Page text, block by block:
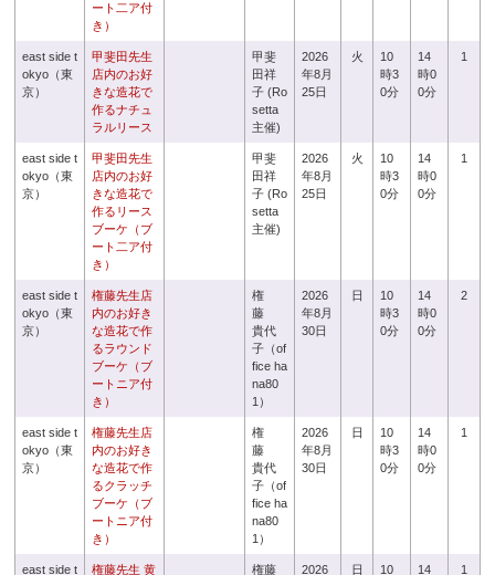
ート二ア付
き）
east side t
okyo（東
京）
甲斐田先生
店内のお好
きな造花で
作るナチュ
ラルリース
甲斐
田祥
子 (Ro
setta
主催)
2026
年8月
25日
火
10
時3
0分
14
時0
0分
1
east side t
okyo（東
京）
甲斐田先生
店内のお好
きな造花で
作るリース
ブーケ（ブ
ート二ア付
き）
甲斐
田祥
子 (Ro
setta
主催)
2026
年8月
25日
火
10
時3
0分
14
時0
0分
1
east side t
okyo（東
京）
権藤先生店
内のお好き
な造花で作
るラウンド
ブーケ（ブ
ートニア付
き）
権
藤
貴代
子（of
fice ha
na80
1）
2026
年8月
30日
日
10
時3
0分
14
時0
0分
2
east side t
okyo（東
京）
権藤先生店
内のお好き
な造花で作
るクラッチ
ブーケ（ブ
ートニア付
き）
権
藤
貴代
子（of
fice ha
na80
1）
2026
年8月
30日
日
10
時3
0分
14
時0
0分
1
east side t
権藤先生 黄
権藤
2026
日
10
14
1